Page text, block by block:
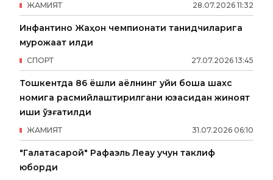
28.07.2026 11:32
ЖАМИЯТ
Инфантино Жаҳон чемпионати танқидчиларига
мурожаат қилди
27.07.2026 13:45
СПОРТ
Тошкентда 86 ёшли аёлнинг уйи бошқа шахс
номига расмийлаштирилгани юзасидан жиноят
иши қўзғатилди
31.07.2026 06:10
ЖАМИЯТ
"Галатасарой" Рафаэль Леау учун таклиф
юборди